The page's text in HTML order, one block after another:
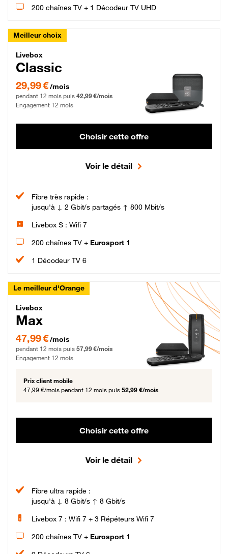
200 chaînes TV + 1 Décodeur TV UHD
Meilleur choix
Livebox Classic Fibre
Livebox
Classic
29,99 € par mois pendant 12 mois puis 42,99 € par mois, Engagement 12 mois
29,99 €/mois
pendant 12 mois puis 42,99 €/mois
Engagement 12 mois
Choisir cette offre
Voir le détail
Fibre très rapide :
jusqu'à ↓ 2 Gbit/s partagés ↑ 800 Mbit/s
Livebox S : Wifi 7
200 chaînes TV + Eurosport 1
1 Décodeur TV 6
Le meilleur d'Orange
Livebox Max Fibre
Livebox
Max
47,99 € par mois pendant 12 mois puis 57,99 € par mois, Engagement 12 mois
47,99 €/mois
pendant 12 mois puis 57,99 €/mois
Engagement 12 mois
Prix client mobile
47,99 €/mois pendant 12 mois puis 52,99 €/mois
Choisir cette offre
Voir le détail
Fibre ultra rapide :
jusqu'à ↓ 8 Gbit/s ↑ 8 Gbit/s
Livebox 7 : Wifi 7 + 3 Répéteurs Wifi 7
200 chaînes TV + Eurosport 1